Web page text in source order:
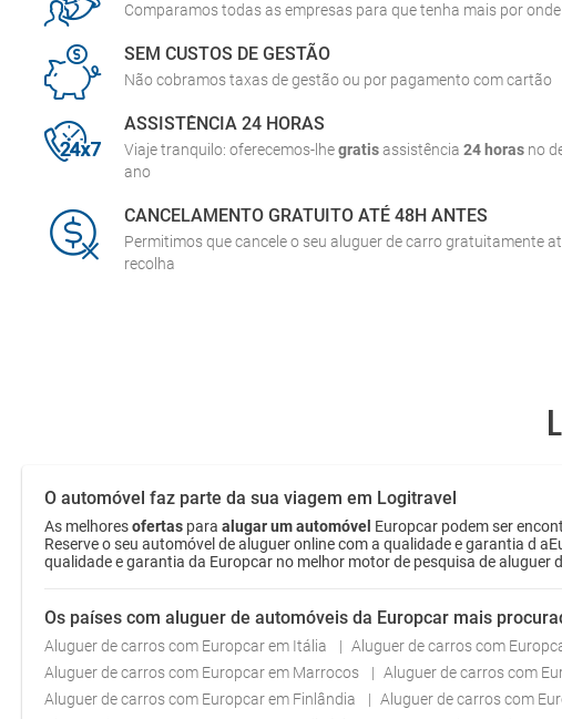
Comparamos todas as empresas para que tenha mais por
SEM CUSTOS DE GESTÃO
Não cobramos taxas de gestão ou por pagamento com cartão
ASSISTÊNCIA 24 HORAS
Viaje tranquilo: oferecemos-lhegratisassistência 24 horas no
ano
CANCELAMENTO GRATUITO ATÉ 48H ANTES
Permitimos que cancele o seu aluguer de carro gratuitamente
recolha
O automóvel faz parte da sua viagem em Logitravel
As melhoresofertas para alugar um automóvel Europcar podem ser
Reserve o seu automóvel de aluguer online com a qualidade e garantia d
qualidade e garantia da Europcar no melhor motor de pesquisa de aluguer
Os países com aluguer de automóveis da Europcar mais
Aluguer de carros com Europcar em Itália Aluguer de carros com
Aluguer de carros com Europcar em Marrocos
Aluguer de carros com
Aluguer de carros com Europcar em Finlândia
Aluguer de carros com